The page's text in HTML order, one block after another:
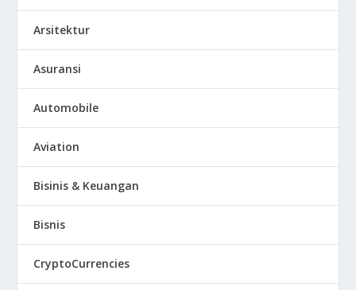
Arsitektur
Asuransi
Automobile
Aviation
Bisinis & Keuangan
Bisnis
CryptoCurrencies